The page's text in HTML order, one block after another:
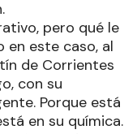
pero qué le
en este caso, al
de Corrientes
con su
Porque está
en su química.